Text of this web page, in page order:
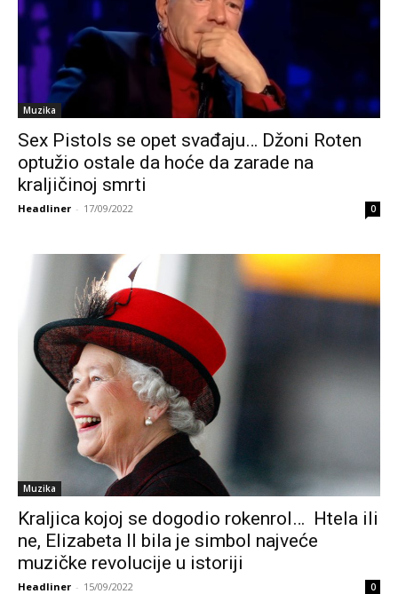
Muzika
Sex Pistols se opet svađaju… Džoni Roten
optužio ostale da hoće da zarade na
kraljičinoj smrti
Headliner - 17/09/2022 0
Muzika
Kraljica kojoj se dogodio rokenrol… Htela ili
ne, Elizabeta II bila je simbol najveće
muzičke revolucije u istoriji
Headliner - 15/09/2022 0